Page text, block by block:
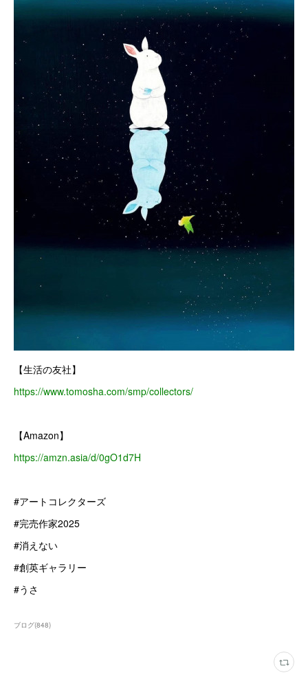
【生活の友社】
https://www.tomosha.com/smp/collectors/
【Amazon】
https://amzn.asia/d/0gO1d7H
#アートコレクターズ
#完売作家2025
#消えない
#創英ギャラリー
#うさ
ブログ(848)